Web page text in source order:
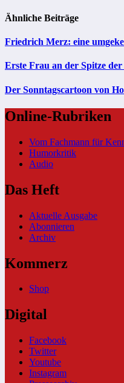
Ähnliche Beiträge
Friedrich Merz: eine
Erste Frau an der Spitze
Der Sonntagscartoon von
Online-Rubriken
Vom Fachmann für
Humorkritik
Audio
Das Heft
Aktuelle Ausgabe
Abonnieren
Archiv
Kommerz
Shop
Digital
Facebook
Twitter
Youtube
Instagram